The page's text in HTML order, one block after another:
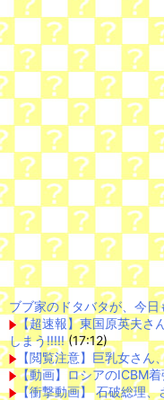
ブブ家のドタバタが、今日
【超速報】東国原英夫さ
しまう!!!!!(17:12)
【閲覧注意】巨乳女さ
【動画】ロシアのICBM
【衝撃動画】 石破総理